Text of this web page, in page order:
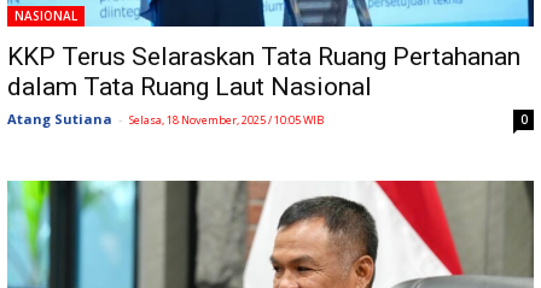
NASIONAL
KKP Terus Selaraskan Tata Ruang Pertahanan
dalam Tata Ruang Laut Nasional
Atang Sutiana - Selasa, 18 November, 2025 / 10:05 WIB 0